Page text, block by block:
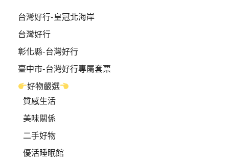
台灣好行-皇冠北海岸
台灣好行
彰化縣-台灣好行
臺中市-台灣好行專屬套票
好物嚴選
質感生活
美味關係
二手好物
優活睡眠館